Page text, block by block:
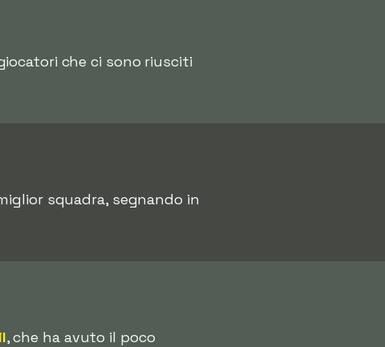
che ci sono riusciti
squadra, segnando in
, che ha avuto il poco